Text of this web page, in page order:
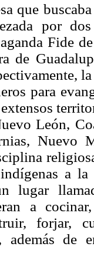
que
por
Fide
de
para
León,
Nuevo
a
lugar
a
forjar,
además de